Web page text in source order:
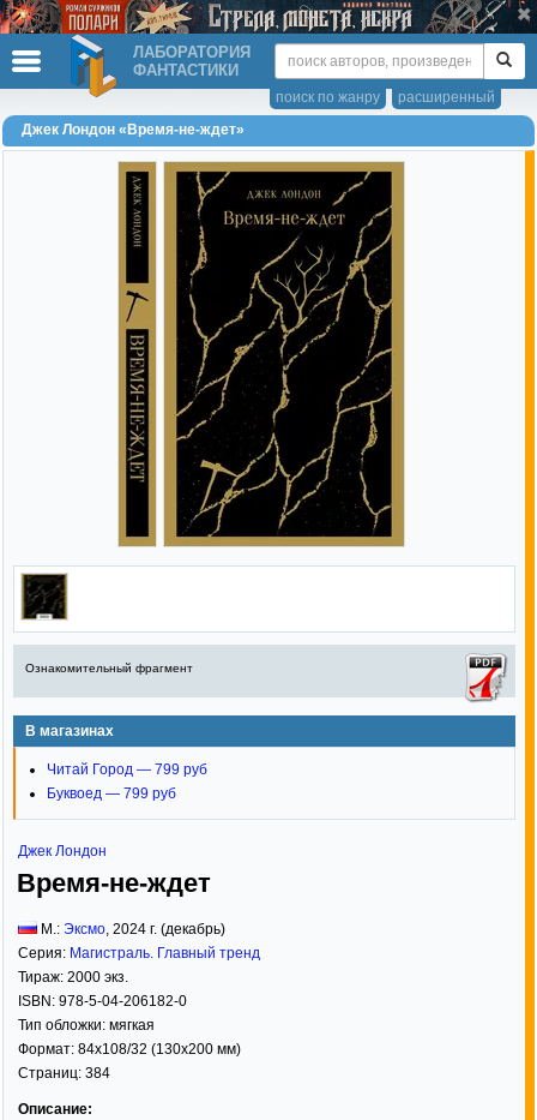
ЛАБОРАТОРИЯ
ФАНТАСТИКИ
расширенный
поиск по жанру
Джек Лондон «Время-не-ждет»
Ознакомительный фрагмент
В магазинах
Читай Город — 799 руб
Буквоед — 799 руб
Джек Лондон
Время-не-ждет
М.: Эксмо, 2024 г. (декабрь)
Серия: Магистраль. Главный тренд
Тираж: 2000 экз.
ISBN: 978-5-04-206182-0
Тип обложки: мягкая
Формат: 84x108/32 (130x200 мм)
Страниц: 384
Описание: